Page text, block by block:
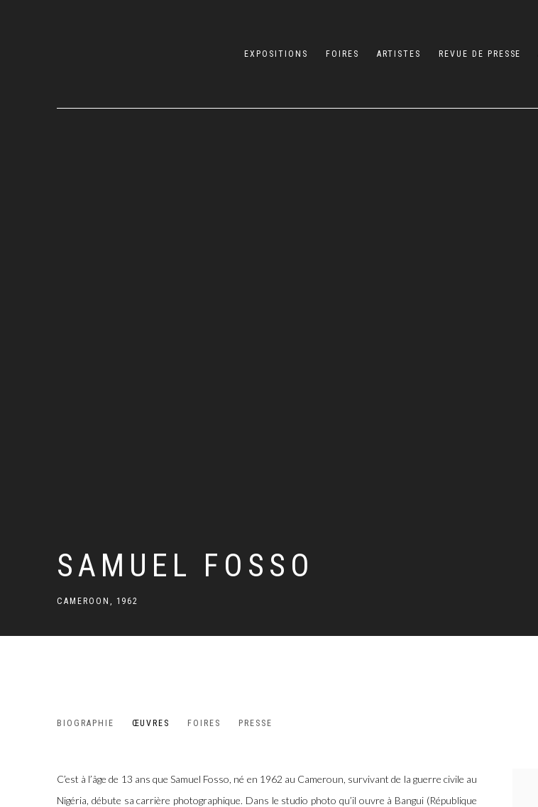
EXPOSITIONS FOIRES ARTISTES REVUE DE PRESSE
SAMUEL FOSSO
CAMEROON, 1962
SAMUEL FOSSO CAMEROON,1962
BIOGRAPHIE ŒUVRES FOIRES PRESSE
C’est à l’âge de 13 ans que Samuel Fosso, né en 1962 au Cameroun, survivant de la guerre civile au
Nigéria, débute sa carrière photographique. Dans le studio photo qu’il ouvre à Bangui (République